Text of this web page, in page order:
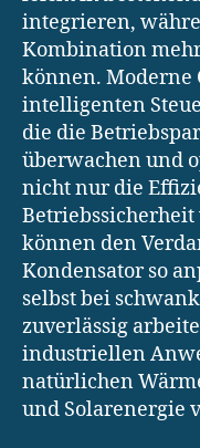
integrieren,
Kombination
können. Moderne
intelligenten
die die
überwachen und
nicht nur die
Betriebssicherheit
können den
Kondensator so
selbst bei
zuverlässig
industriellen
natürlichen
und Solarenergie